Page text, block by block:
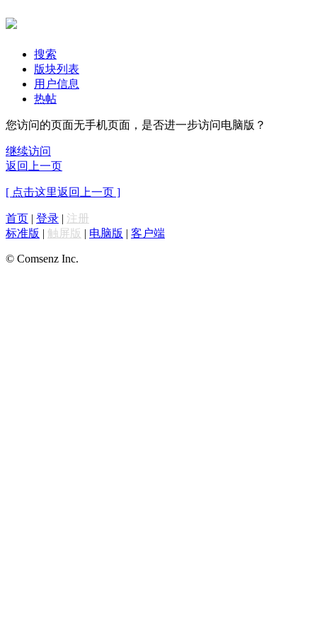
搜索
版块列表
用户信息
热帖
您访问的页面无手机页面，是否进一步访问电脑版？
继续访问
返回上一页
[ 点击这里返回上一页 ]
首页 | 登录 | 注册
标准版 | 触屏版 | 电脑版 | 客户端
© Comsenz Inc.